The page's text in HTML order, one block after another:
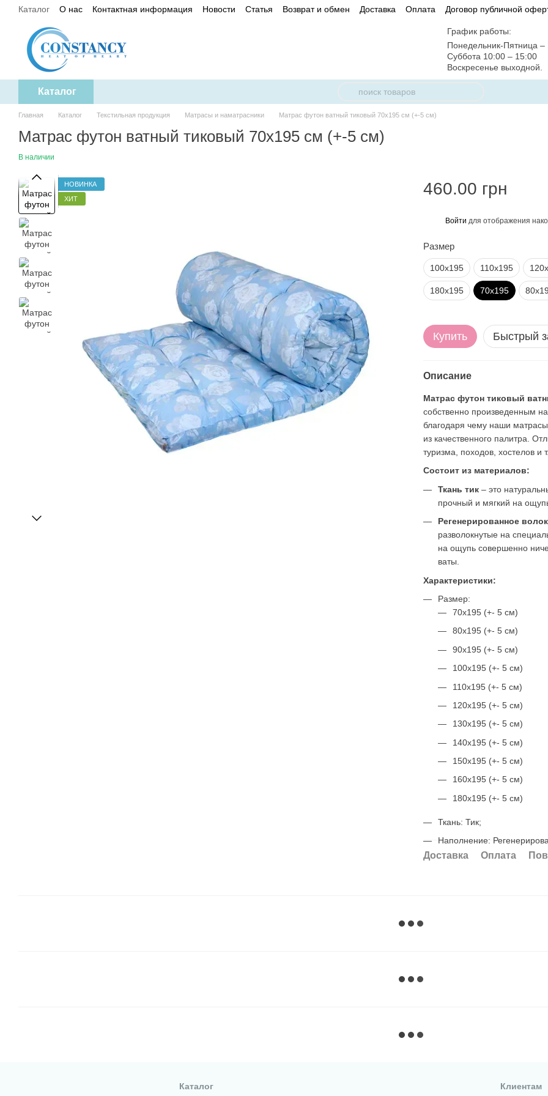
Перейти к основному контенту
Каталог О нас Контактная информация Новости Статья Возврат и обмен Доставка Оплата
Договор публичной
График работы:
Понедельник-Пятница
Суббота 10:00 – 15:00
Воскресенье выходной.
Каталог
Главная Каталог Текстильная продукция Матрасы и наматрасники Матрас футон ватный тиковый 70х195 см (+-5 см)
Матрас футон ватный тиковый 70х195 см (+-5 см)
В наличии
НОВИНКА
ХИТ
460.00 грн
Войти для отображения
Размер
100х195 110х195
180х195 70х195
Купить Быстрый
Описание
Матрас футон тиковый
собственно произведенным
благодаря чему наши
из качественного палитра.
туризма, походов, хостелов и
Состоит из материалов:
Ткань тик – это
прочный и мягкий на
Регенерированное
разволокнутые на
на ощупь совершенно
ваты.
Характеристики:
Размер:
70х195 (+- 5 см)
80х195 (+- 5 см)
90х195 (+- 5 см)
100х195 (+- 5 см)
110х195 (+- 5 см)
120х195 (+- 5 см)
130х195 (+- 5 см)
140х195 (+- 5 см)
150х195 (+- 5 см)
160х195 (+- 5 см)
180х195 (+- 5 см)
Ткань: Тик;
Наполнение:
Доставка Оплата
Каталог Клиентам